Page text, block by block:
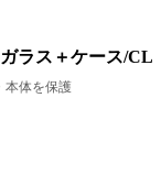
ラス＋ケース/CL
本体を保護